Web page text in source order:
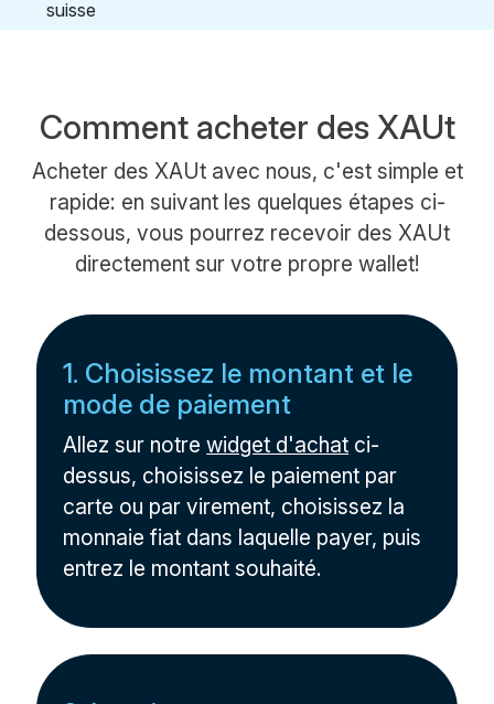
Comment acheter des XAUt
Acheter des XAUt avec nous, c'est simple et
rapide: en suivant les quelques étapes ci-
dessous, vous pourrez recevoir des XAUt
directement sur votre propre wallet!
1. Choisissez le montant et le
mode de paiement
Allez sur notrewidget d'achat ci-
dessus, choisissez le paiement par
carte ou par virement, choisissez la
monnaie fiat dans laquelle payer, puis
entrez le montant souhaité.